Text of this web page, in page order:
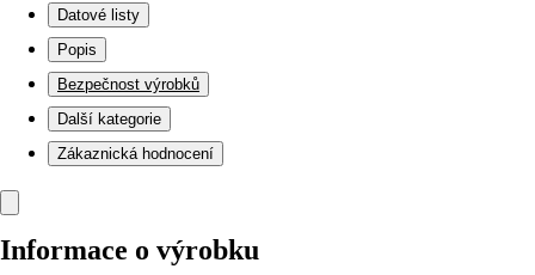
Datové listy
Popis
Bezpečnost výrobků
Další kategorie
Zákaznická hodnocení
Informace o výrobku